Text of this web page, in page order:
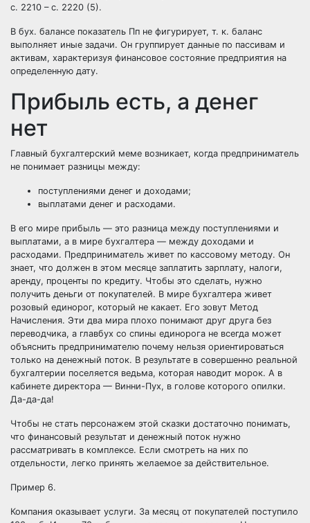
с. 2210 – с. 2220 (5).
В бух. балансе показатель Пп не фигурирует, т. к. баланс
выполняет иные задачи. Он группирует данные по пассивам и
активам, характеризуя финансовое состояние предприятия на
определенную дату.
Прибыль есть, а денег
нет
Главный бухгалтерский меме возникает, когда предприниматель
не понимает разницы между:
поступлениями денег и доходами;
выплатами денег и расходами.
В его мире прибыль — это разница между поступлениями и
выплатами, а в мире бухгалтера — между доходами и
расходами. Предприниматель живет по кассовому методу. Он
знает, что должен в этом месяце заплатить зарплату, налоги,
аренду, проценты по кредиту. Чтобы это сделать, нужно
получить деньги от покупателей. В мире бухгалтера живет
розовый единорог, который не какает. Его зовут Метод
Начисления. Эти два мира плохо понимают друг друга без
переводчика, а главбух со спины единорога не всегда может
объяснить предпринимателю почему нельзя ориентироваться
только на денежный поток. В результате в совершенно реальной
бухгалтерии поселяется ведьма, которая наводит морок. А в
кабинете директора — Винни-Пух, в голове которого опилки.
Да-да-да!
Чтобы не стать персонажем этой сказки достаточно понимать,
что финансовый результат и денежный поток нужно
рассматривать в комплексе. Если смотреть на них по
отдельности, легко принять желаемое за действительное.
Пример 6.
Компания оказывает услуги. За месяц от покупателей поступило